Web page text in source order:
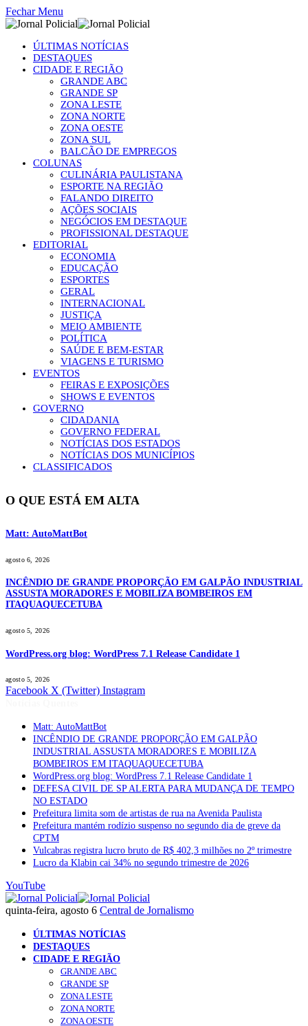
Fechar Menu
ÚLTIMAS NOTÍCIAS
DESTAQUES
CIDADE E REGIÃO
GRANDE ABC
GRANDE SP
ZONA LESTE
ZONA NORTE
ZONA OESTE
ZONA SUL
BALCÃO DE EMPREGOS
COLUNAS
CULINÁRIA PAULISTANA
ESPORTE NA REGIÃO
FALANDO DIREITO
AÇÕES SOCIAIS
NEGÓCIOS EM DESTAQUE
PROFISSIONAL DESTAQUE
EDITORIAL
ECONOMIA
EDUCAÇÃO
ESPORTES
GERAL
INTERNACIONAL
JUSTIÇA
MEIO AMBIENTE
POLÍTICA
SAÚDE E BEM-ESTAR
VIAGENS E TURISMO
EVENTOS
FEIRAS E EXPOSIÇÕES
SHOWS E EVENTOS
GOVERNO
CIDADANIA
GOVERNO FEDERAL
NOTÍCIAS DOS ESTADOS
NOTÍCIAS DOS MUNICÍPIOS
CLASSIFICADOS
O QUE ESTÁ EM ALTA
Matt: AutoMattBot
agosto 6, 2026
INCÊNDIO DE GRANDE PROPORÇÃO EM GALPÃO INDUSTRIAL
ASSUSTA MORADORES E MOBILIZA BOMBEIROS EM
ITAQUAQUECETUBA
agosto 5, 2026
WordPress.org blog: WordPress 7.1 Release Candidate 1
agosto 5, 2026
Facebook X (Twitter) Instagram
Matt: AutoMattBot
INCÊNDIO DE GRANDE PROPORÇÃO EM GALPÃO
INDUSTRIAL ASSUSTA MORADORES E MOBILIZA
BOMBEIROS EM ITAQUAQUECETUBA
WordPress.org blog: WordPress 7.1 Release Candidate 1
DEFESA CIVIL DE SP ALERTA PARA MUDANÇA DE TEMPO
NO ESTADO
Prefeitura limita som de artistas de rua na Avenida Paulista
Prefeitura mantém rodízio suspenso no segundo dia de greve da
CPTM
Vulcabras registra lucro bruto de R$ 402,3 milhões no 2º trimestre
Lucro da Klabin cai 34% no segundo trimestre de 2026
YouTube
quinta-feira, agosto 6 Central de Jornalismo
ÚLTIMAS NOTÍCIAS
DESTAQUES
CIDADE E REGIÃO
GRANDE ABC
GRANDE SP
ZONA LESTE
ZONA NORTE
ZONA OESTE